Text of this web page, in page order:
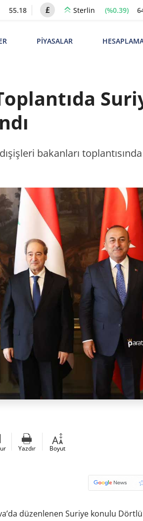
55.18 Sterlin (%0.39)
PİYASALAR
bakanları
Yazdır Boyut
düzenlenen Suriye konulu Dörtlü